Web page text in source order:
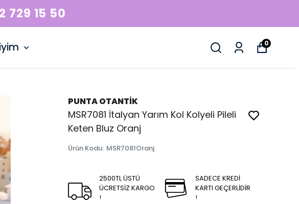
729 15 50
0
PUNTA OTANTİK
MSR7081 İtalyan Yarım Kol Kolyeli Pileli
Keten Bluz Oranj
Ürün Kodu: MSR7081Oranj
2500TL ÜSTÜ
ÜCRETSİZ KARGO
!
SADECE KREDİ
KARTI GEÇERLİDİR
!